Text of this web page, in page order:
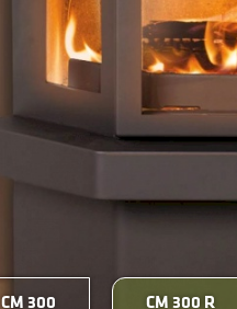
CM 300 CM 300 R